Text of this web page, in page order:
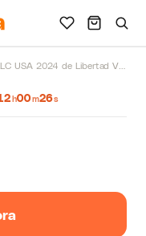
USA 2024 de Libertad Virtual
h00m25s